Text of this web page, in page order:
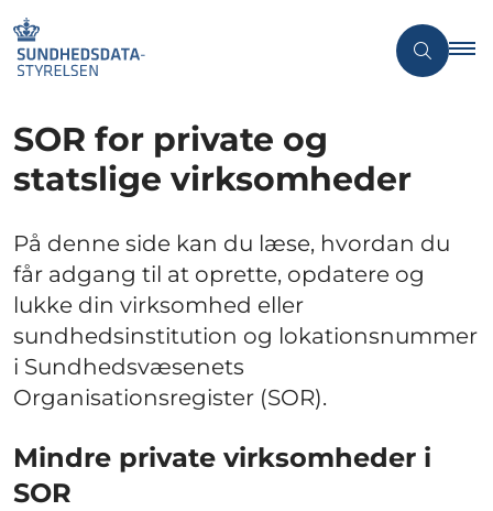
SOR for private og
statslige virksomheder
På denne side kan du læse, hvordan du
får adgang til at oprette, opdatere og
lukke din virksomhed eller
sundhedsinstitution og lokationsnummer
i Sundhedsvæsenets
Organisationsregister (SOR).
Mindre private virksomheder i
SOR